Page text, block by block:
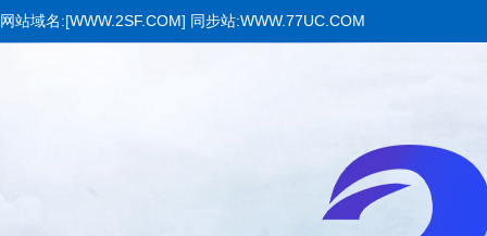
网站域名:[WWW.2SF.COM] 同步站:WWW.77UC.COM